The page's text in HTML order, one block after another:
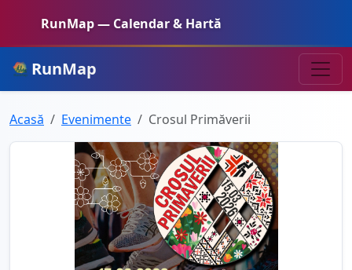
RunMap — Calendar & Hartă
RunMap
Acasă Evenimente Crosul Primăverii